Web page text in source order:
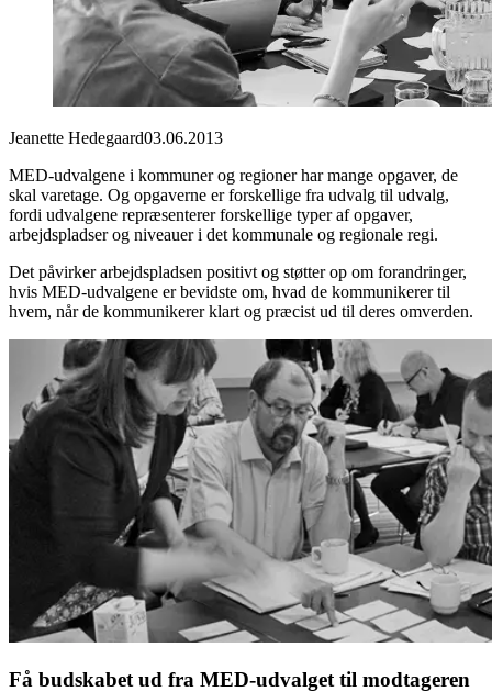
Jeanette Hedegaard03.06.2013
MED-udvalgene i kommuner og regioner har mange opgaver, de
skal varetage. Og opgaverne er forskellige fra udvalg til udvalg,
fordi udvalgene repræsenterer forskellige typer af opgaver,
arbejdspladser og niveauer i det kommunale og regionale regi.
Det påvirker arbejdspladsen positivt og støtter op om forandringer,
hvis MED-udvalgene er bevidste om, hvad de kommunikerer til
hvem, når de kommunikerer klart og præcist ud til deres omverden.
Få budskabet ud fra MED-udvalget til modtageren